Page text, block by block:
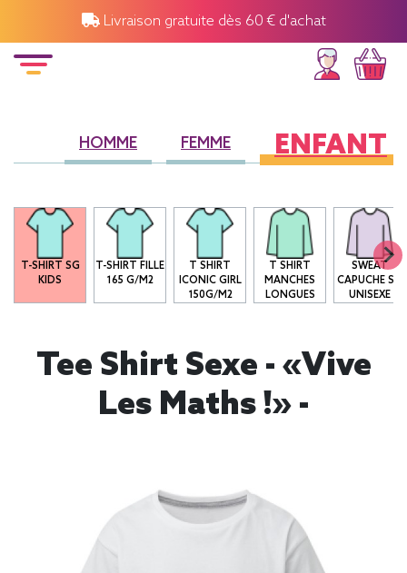
Livraison gratuite dès 60 € d'achat
HOMME FEMME ENFANT
T-SHIRT SG
KIDS
T-SHIRT FILLE
165 G/M2
T SHIRT
ICONIC GIRL
150G/M2
T SHIRT
MANCHES
LONGUES
SWEAT
CAPUCHE SG
UNISEXE
Tee Shirt Sexe - «Vive
Les Maths !» -